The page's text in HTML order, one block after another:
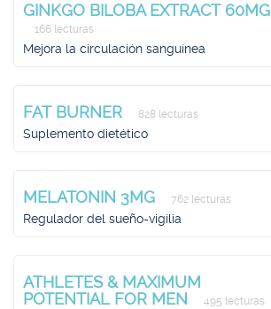
GINKGO BILOBA EXTRACT 60MG
166 lecturas
Mejora la circulación sanguínea
FAT BURNER 828 lecturas
Suplemento dietético
MELATONIN 3MG 762 lecturas
Regulador del sueño-vigilia
ATHLETES & MAXIMUM
POTENTIAL FOR MEN
495 lecturas